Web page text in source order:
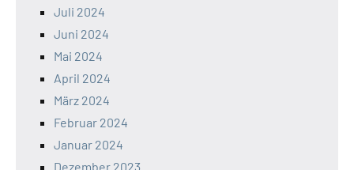
Juli 2024
Juni 2024
Mai 2024
April 2024
März 2024
Februar 2024
Januar 2024
Dezember 2023